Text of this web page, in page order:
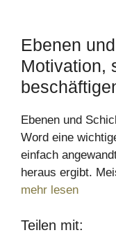
Ebenen
Motivation,
Ebenen und
Word eine
einfach
heraus ergibt.
mehr lesen
Teilen mit: